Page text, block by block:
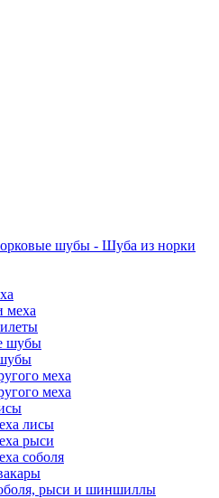
шубы - Шуба из норки
меха
шубы
меха
меха
лисы
рыси
соболя
рыси и шиншиллы